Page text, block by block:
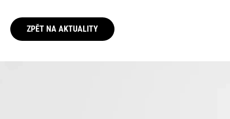
ZPĚT NA AKTUALITY